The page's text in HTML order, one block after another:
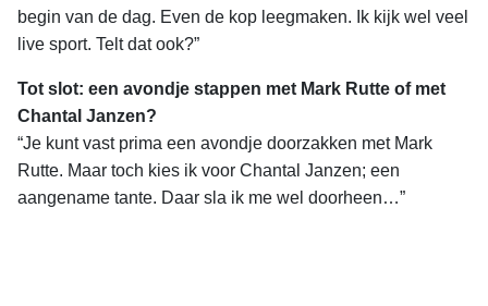
begin van de dag. Even de kop leegmaken. Ik kijk wel veel
live sport. Telt dat ook?”
Tot slot: een avondje stappen met Mark Rutte of met
Chantal Janzen?
“Je kunt vast prima een avondje doorzakken met Mark
Rutte. Maar toch kies ik voor Chantal Janzen; een
aangename tante. Daar sla ik me wel doorheen…”